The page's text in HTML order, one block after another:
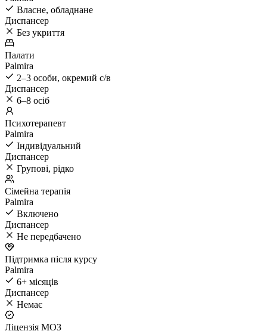
Власне, обладнане
Диспансер
Без укриття
Палати
Palmira
2–3 особи, окремий с/в
Диспансер
6–8 осіб
Психотерапевт
Palmira
Індивідуальний
Диспансер
Групові, рідко
Сімейна терапія
Palmira
Включено
Диспансер
Не передбачено
Підтримка після курсу
Palmira
6+ місяців
Диспансер
Немає
Ліцензія МОЗ